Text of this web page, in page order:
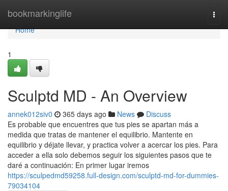
bookmarkinglife
Home
Home
1
Sculptd MD - An Overview
annek012siv0 365 days ago News
Discuss
Es probable que encuentres que tus pies se apartan más a
medida que tratas de mantener el equilibrio. Mantente en
equilibrio y déjate llevar, y practica volver a acercar los pies. Para
acceder a ella solo debemos seguir los siguientes pasos que te
daré a continuación: En primer lugar iremos
https://sculpedmd59258.full-design.com/sculptd-md-for-dummies-
79034104